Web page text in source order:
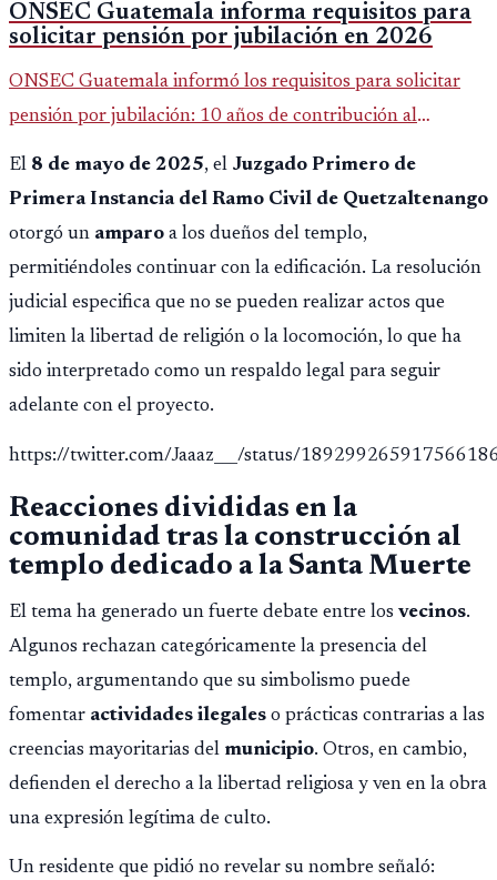
ONSEC Guatemala informa requisitos para
solicitar pensión por jubilación en 2026
ONSEC Guatemala informó los requisitos para solicitar
pensión por jubilación: 10 años de contribución al
El 8 de mayo de 2025, el Juzgado Primero de
Primera Instancia del Ramo Civil de Quetzaltenango
otorgó un amparo a los dueños del templo,
permitiéndoles continuar con la edificación. La resolución
judicial especifica que no se pueden realizar actos que
limiten la libertad de religión o la locomoción, lo que ha
sido interpretado como un respaldo legal para seguir
adelante con el proyecto.
https://twitter.com/Jaaaz___/status/
Reacciones divididas en la
comunidad tras la construcción al
templo dedicado a la Santa Muerte
El tema ha generado un fuerte debate entre los vecinos.
Algunos rechazan categóricamente la presencia del
templo, argumentando que su simbolismo puede
fomentar actividades ilegales o prácticas contrarias a las
creencias mayoritarias del municipio. Otros, en cambio,
defienden el derecho a la libertad religiosa y ven en la obra
una expresión legítima de culto.
Un residente que pidió no revelar su nombre señaló: